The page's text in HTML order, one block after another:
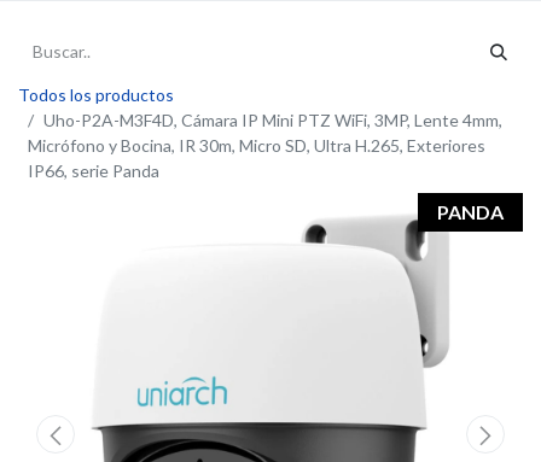
Todos los productos
Uho-P2A-M3F4D, Cámara IP Mini PTZ WiFi, 3MP, Lente 4mm,
Micrófono y Bocina, IR 30m, Micro SD, Ultra H.265, Exteriores
IP66, serie Panda
PANDA